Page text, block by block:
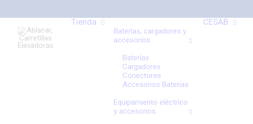
Tienda
Baterías, cargadores y
accesorios
Baterías
Cargadores
Conectores
Accesorios Baterias
Equipamiento eléctrico
y accesorios
CESAB